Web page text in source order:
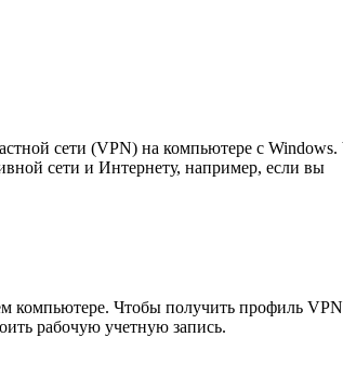
сети (VPN) на компьютере с
сети и Интернету, например, если вы
компьютере. Чтобы получить профиль
рабочую учетную запись.